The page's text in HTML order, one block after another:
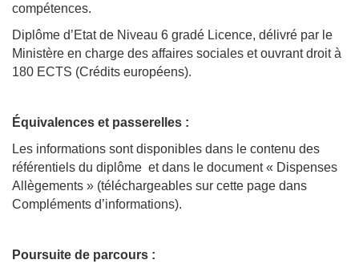
compétences.
Diplôme d’Etat de Niveau 6 gradé Licence, délivré par le
Ministère en charge des affaires sociales et ouvrant droit à
180 ECTS (Crédits européens).
Équivalences et passerelles :
Les informations sont disponibles dans le contenu des
référentiels du diplôme et dans le document « Dispenses
Allègements » (téléchargeables sur cette page dans
Compléments d’informations).
Poursuite de parcours :